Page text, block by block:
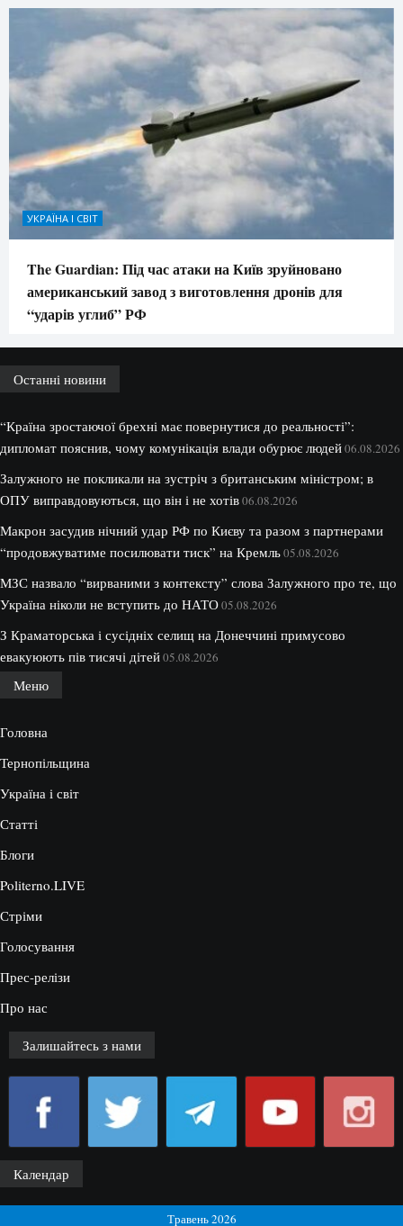
УКРАЇНА І СВІТ
The Guardian: Під час атаки на Київ зруйновано
американський завод з виготовлення дронів для
“ударів углиб” РФ
Останні новини
“Країна зростаючої брехні має повернутися до реальності”:
дипломат пояснив, чому комунікація влади обурює людей06.08.2026
Залужного не покликали на зустріч з британським міністром; в
ОПУ виправдовуються, що він і не хотів06.08.2026
Макрон засудив нічний удар РФ по Києву та разом з партнерами
“продовжуватиме посилювати тиск” на Кремль05.08.2026
МЗС назвало “вирваними з контексту” слова Залужного про те, що
Україна ніколи не вступить до НАТО05.08.2026
З Краматорська і сусідніх селищ на Донеччині примусово
евакуюють пів тисячі дітей05.08.2026
Меню
Головна
Тернопільщина
Україна і світ
Статті
Блоги
Politerno.LIVE
Стріми
Голосування
Прес-релізи
Про нас
Залишайтесь з нами
Календар
Травень 2026